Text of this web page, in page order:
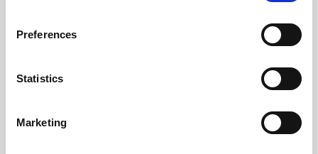
Preferences
Statistics
Marketing